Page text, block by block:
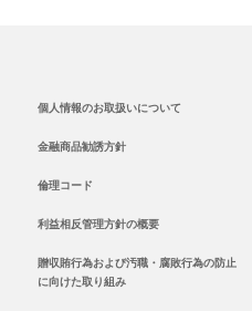
個人情報のお取扱いについて
金融商品勧誘方針
倫理コード
利益相反管理方針の概要
贈収賄行為および汚職・腐敗行為の防止
に向けた取り組み